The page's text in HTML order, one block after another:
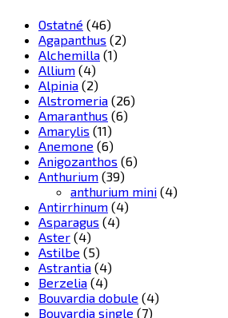
Ostatné (46)
Agapanthus (2)
Alchemilla (1)
Allium (4)
Alpinia (2)
Alstromeria (26)
Amaranthus (6)
Amarylis (11)
Anemone (6)
Anigozanthos (6)
Anthurium (39)
anthurium mini (4)
Antirrhinum (4)
Asparagus (4)
Aster (4)
Astilbe (5)
Astrantia (4)
Berzelia (4)
Bouvardia dobule (4)
Bouvardia single (7)